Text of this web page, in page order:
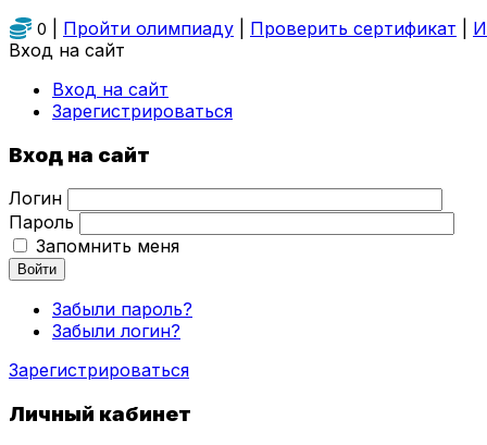
0 Пройти олимпиаду Проверить сертификат
Вход на сайт
Вход на сайт
Зарегистрироваться
Вход на сайт
Логин
Пароль
Запомнить меня
Войти
Забыли пароль?
Забыли логин?
Зарегистрироваться
Личный кабинет